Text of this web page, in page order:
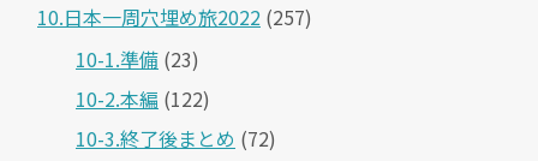
10.日本一周穴埋め旅2022 (257)
10-1.準備 (23)
10-2.本編 (122)
10-3.終了後まとめ (72)